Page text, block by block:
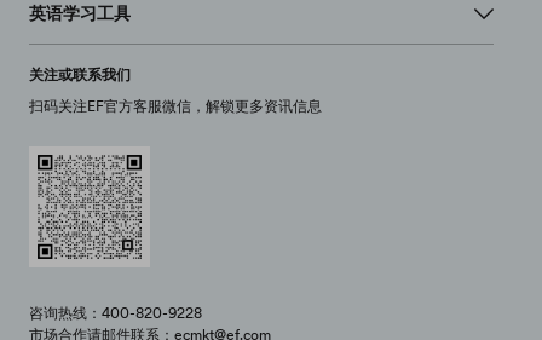
英语学习工具
关注或联系我们
扫码关注EF官方客服微信，解锁更多资讯信息
咨询热线：400-820-9228
市场合作请邮件联系：ecmkt@ef.com